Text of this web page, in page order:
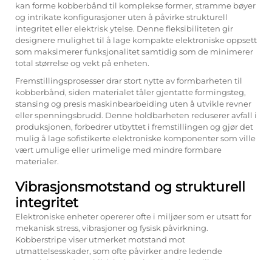
kan forme kobberbånd til komplekse former, stramme bøyer
og intrikate konfigurasjoner uten å påvirke strukturell
integritet eller elektrisk ytelse. Denne fleksibiliteten gir
designere mulighet til å lage kompakte elektroniske oppsett
som maksimerer funksjonalitet samtidig som de minimerer
total størrelse og vekt på enheten.
Fremstillingsprosesser drar stort nytte av formbarheten til
kobberbånd, siden materialet tåler gjentatte formingsteg,
stansing og presis maskinbearbeiding uten å utvikle revner
eller spenningsbrudd. Denne holdbarheten reduserer avfall i
produksjonen, forbedrer utbyttet i fremstillingen og gjør det
mulig å lage sofistikerte elektroniske komponenter som ville
vært umulige eller urimelige med mindre formbare
materialer.
Vibrasjonsmotstand og strukturell
integritet
Elektroniske enheter opererer ofte i miljøer som er utsatt for
mekanisk stress, vibrasjoner og fysisk påvirkning.
Kobberstripe viser utmerket motstand mot
utmattelsesskader, som ofte påvirker andre ledende